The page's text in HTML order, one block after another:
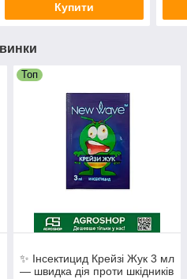
Купити
Топ
✨ Інсектицид Крейзі Жук 3 мл
— швидка дія проти шкідників